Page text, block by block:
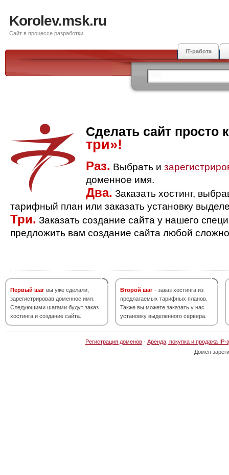
Korolev.msk.ru
Сайт в процессе разработки
IT-работа
Сделать сайт просто
три»!
Раз. Выбрать и
доменное имя.
Два. Заказать хостинг,
тарифный план или заказать установку
Три. Заказать создание сайта у нашего
предложить вам создание сайта любой
Первый шаг вы уже сделали,
зарегистрировав доменное имя.
Следующими шагами будут заказ
хостинга и создание сайта.
Второй шаг - заказ хостинга из
предлагаемых тарифных планов.
Также вы можете заказать у нас
установку выделенного сервера.
Регистрация доменов· Аренда, покупка и продажа IP-
Домен